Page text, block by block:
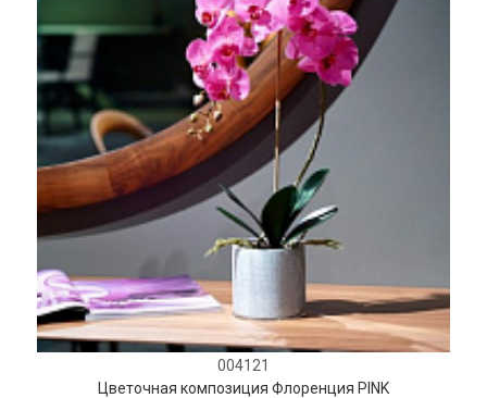
004121
Цветочная композиция Флоренция PINK